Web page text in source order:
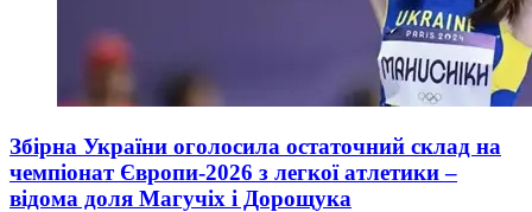
Збірна України оголосила остаточний склад на
чемпіонат Європи-2026 з легкої атлетики –
відома доля Магучіх і Дорощука